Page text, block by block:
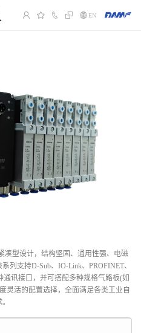
EN
凑型设计，结构坚固、通用性强、电磁
列支持D-Sub、IO-Link、PROFINET、
通讯接口，并可搭配多种规格气路板(如
灵活的配置选择，全面满足各类工业自